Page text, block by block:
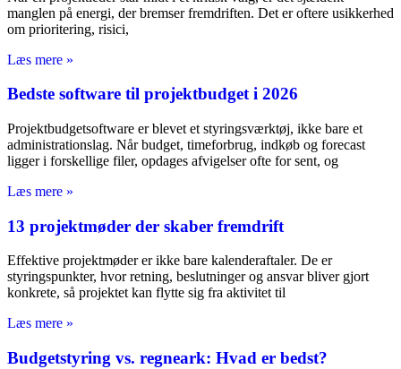
manglen på energi, der bremser fremdriften. Det er oftere usikkerhed
om prioritering, risici,
Læs mere »
Bedste software til projektbudget i 2026
Projektbudgetsoftware er blevet et styringsværktøj, ikke bare et
administrationslag. Når budget, timeforbrug, indkøb og forecast
ligger i forskellige filer, opdages afvigelser ofte for sent, og
Læs mere »
13 projektmøder der skaber fremdrift
Effektive projektmøder er ikke bare kalenderaftaler. De er
styringspunkter, hvor retning, beslutninger og ansvar bliver gjort
konkrete, så projektet kan flytte sig fra aktivitet til
Læs mere »
Budgetstyring vs. regneark: Hvad er bedst?